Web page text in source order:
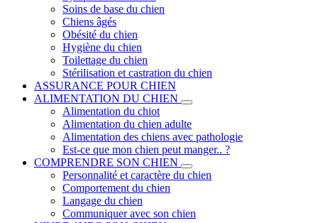
Soins de base du chien
Chiens âgés
Obésité du chien
Hygiène du chien
Toilettage du chien
Stérilisation et castration du chien
ASSURANCE POUR CHIEN
ALIMENTATION DU CHIEN
Alimentation du chiot
Alimentation du chien adulte
Alimentation des chiens avec pathologie
Est-ce que mon chien peut manger.. ?
COMPRENDRE SON CHIEN
Personnalité et caractère du chien
Comportement du chien
Langage du chien
Communiquer avec son chien